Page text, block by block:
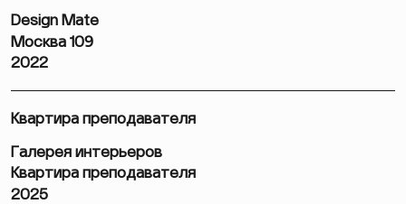
Design Mate
Москва 109
2022
Квартира преподавателя
Галерея интерьеров
Квартира преподавателя
2025